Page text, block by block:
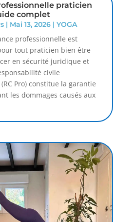
praticien
complet
| Mai 13, 2026| YOGA
professionnelle est
tout praticien bien être
en sécurité juridique et
civile
Pro) constitue la garantie
les dommages causés aux